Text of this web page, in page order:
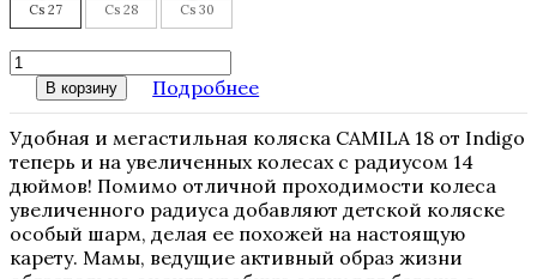
Cs 27 Cs 28 Cs 30
В корзину Подробнее
Удобная и мегастильная коляска CAMILA 18 от Indigo
теперь и на увеличенных колесах с радиусом 14
дюймов! Помимо отличной проходимости колеса
увеличенного радиуса добавляют детской коляске
особый шарм, делая ее похожей на настоящую
карету. Мамы, ведущие активный образ жизни